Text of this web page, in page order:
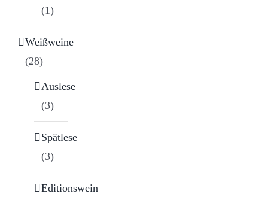
(1)
Weißweine
(28)
Auslese
(3)
Spätlese
(3)
Editionswein